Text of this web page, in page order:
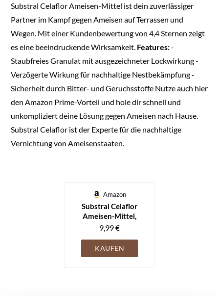
Substral Celaflor Ameisen-Mittel ist dein zuverlässiger
Partner im Kampf gegen Ameisen auf Terrassen und
Wegen. Mit einer Kundenbewertung von 4,4 Sternen zeigt
es eine beeindruckende Wirksamkeit. Features:-
Staubfreies Granulat mit ausgezeichneter Lockwirkung -
Verzögerte Wirkung für nachhaltige Nestbekämpfung -
Sicherheit durch Bitter- und Geruchsstoffe Nutze auch hier
den Amazon Prime-Vorteil und hole dir schnell und
unkompliziert deine Lösung gegen Ameisen nach Hause.
Substral Celaflor ist der Experte für die nachhaltige
Vernichtung von Ameisenstaaten.
Amazon
Substral Celaflor
Ameisen-Mittel,
staubfreies
gute Lockwirkung und
9,99 €
KAUFEN